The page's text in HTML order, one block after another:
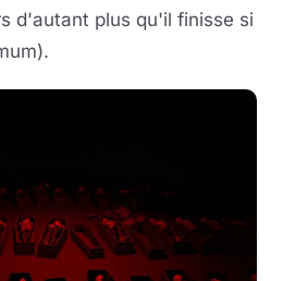
d'autant plus qu'il finisse si